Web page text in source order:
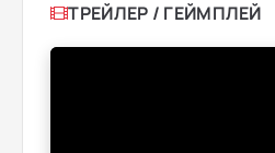
ТРЕЙЛЕР / ГЕЙМПЛЕЙ